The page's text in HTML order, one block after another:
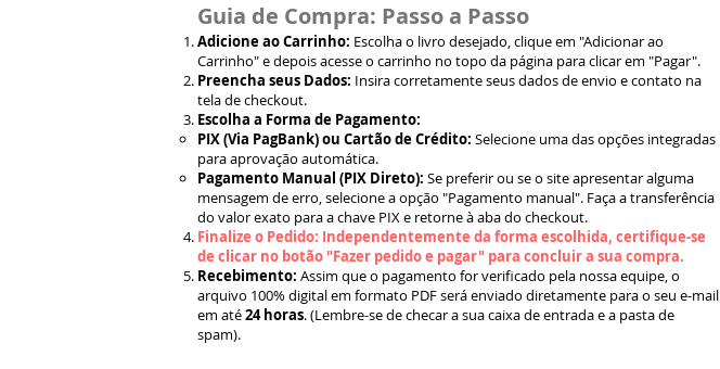
Guia de Compra: Passo a Passo
Adicione ao Carrinho: Escolha o livro desejado, clique em "Adicionar ao
Carrinho" e depois acesse o carrinho no topo da página para clicar em "Pagar".
Preencha seus Dados: Insira corretamente seus dados de envio e contato na
tela de checkout.
Escolha a Forma de Pagamento:
PIX (Via PagBank) ou Cartão de Crédito: Selecione uma das opções integradas
para aprovação automática.
Pagamento Manual (PIX Direto): Se preferir ou se o site apresentar alguma
mensagem de erro, selecione a opção "Pagamento manual". Faça a transferência
do valor exato para a chave PIX e retorne à aba do checkout.
Finalize o Pedido: Independentemente da forma escolhida, certifique-se
de clicar no botão "Fazer pedido e pagar" para concluir a sua compra.
Recebimento: Assim que o pagamento for verificado pela nossa equipe, o
arquivo 100% digital em formato PDF será enviado diretamente para o seu e-mail
em até24 horas. (Lembre-se de checar a sua caixa de entrada e a pasta de
spam).